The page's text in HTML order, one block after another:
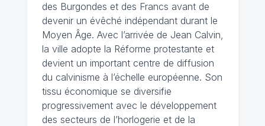
des Burgondes et des Francs avant de
devenir un évêché indépendant durant le
Moyen Âge. Avec l’arrivée de Jean Calvin,
la ville adopte la Réforme protestante et
devient un important centre de diffusion
du calvinisme à l’échelle européenne. Son
tissu économique se diversifie
progressivement avec le développement
des secteurs de l’horlogerie et de la